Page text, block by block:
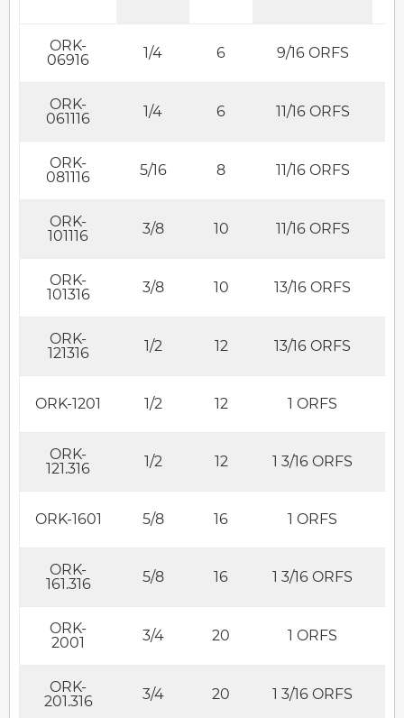
ORK-
06916
1/4 6 9/16 ORFS
ORK-
061116
1/4 6 11/16 ORFS
ORK-
081116
5/16 8 11/16 ORFS
ORK-
101116
3/8 10 11/16 ORFS
ORK-
101316
3/8 10 13/16 ORFS
ORK-
121316
1/2 12 13/16 ORFS
ORK-1201 1/2 12 1 ORFS
ORK-
121.316
1/2 12 1 3/16 ORFS
ORK-1601 5/8 16 1 ORFS
ORK-
161.316
5/8 16 1 3/16 ORFS
ORK-
2001
3/4 20 1 ORFS
ORK-
201.316
3/4 20 1 3/16 ORFS